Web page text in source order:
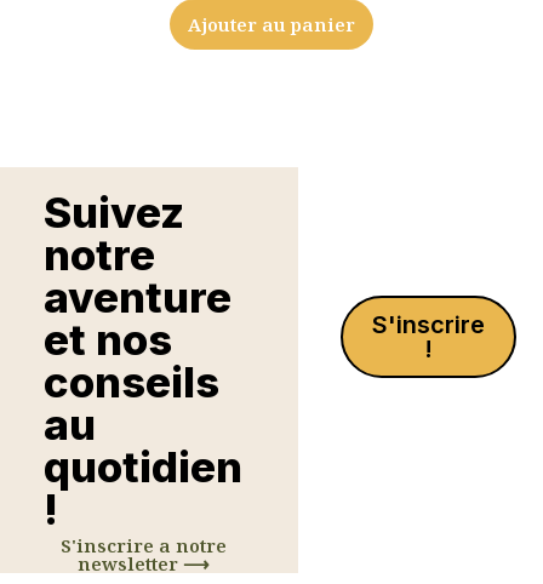
Ajouter au panier
Suivez
notre
aventure
et nos
conseils
au
quotidien
!
S'inscrire a notre
newsletter ⟶
S'inscrire
!